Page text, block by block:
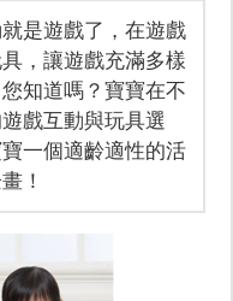
是遊戲了，在遊戲
，讓遊戲充滿多樣
知道嗎？寶寶在不
戲互動與玩具選
一個適齡適性的活
！